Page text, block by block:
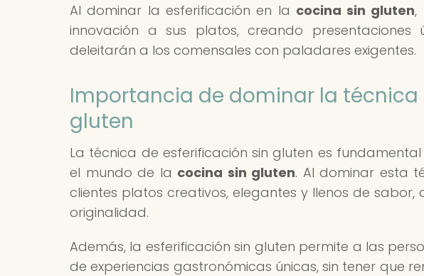
Al dominar la esferificación en la cocina sin gluten,
innovación a sus platos, creando presentaciones
deleitarán a los comensales con paladares exigentes.
Importancia de dominar la técnica
gluten
La técnica de esferificación sin gluten es
el mundo de la cocina sin gluten. Al dominar esta
clientes platos creativos, elegantes y llenos de
originalidad.
Además, la esferificación sin gluten permite a las
de experiencias gastronómicas únicas, sin tener que